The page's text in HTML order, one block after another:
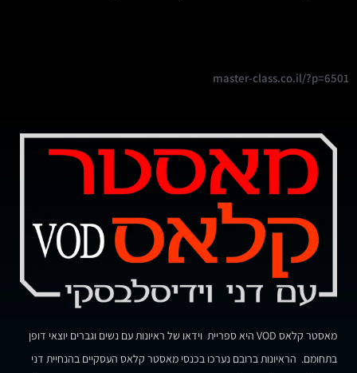
master-class.co.il/?p=6501
מאסטר קלאס VOD היא ספריית וידאו של ראיונות עם נשים וגברים יוצאי דופן
בתחומם. הראיונות ברובם נערכו בכנסי מאסטר קלאס העסקיים בהנחיית דני